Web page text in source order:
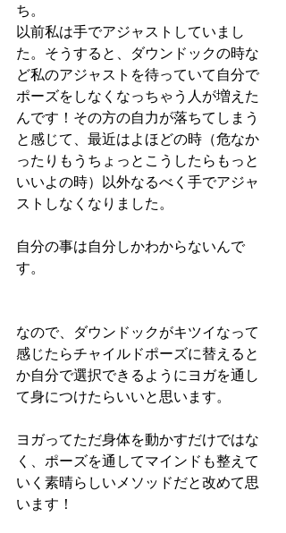
ち。
以前私は手でアジャストしていまし
た。そうすると、ダウンドックの時な
ど私のアジャストを待っていて自分で
ポーズをしなくなっちゃう人が増えた
んです！その方の自力が落ちてしまう
と感じて、最近はよほどの時（危なか
ったりもうちょっとこうしたらもっと
いいよの時）以外なるべく手でアジャ
ストしなくなりました。
自分の事は自分しかわからないんで
す。
なので、ダウンドックがキツイなって
感じたらチャイルドポーズに替えると
か自分で選択できるようにヨガを通し
て身につけたらいいと思います。
ヨガってただ身体を動かすだけではな
く、ポーズを通してマインドも整えて
いく素晴らしいメソッドだと改めて思
います！